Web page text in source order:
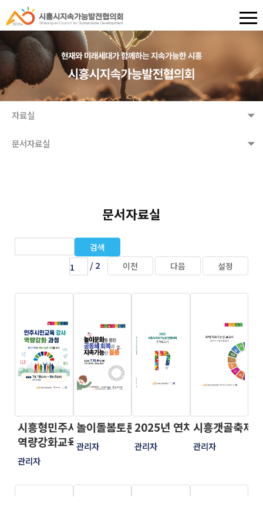
자료실
문서자료실
문서자료실
/2 이전 다음 설정
시흥형민주시민교육강사
역량강화교육교재
관리자
놀이돌봄토론회 자료집
관리자
2025년 연차보고서
관리자
시흥갯골축제
관리자